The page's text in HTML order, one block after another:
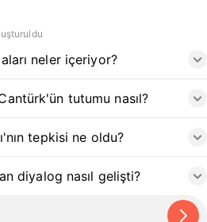
neler içeriyor?
tutumu nasıl?
tepkisi ne oldu?
diyalog nasıl gelişti?